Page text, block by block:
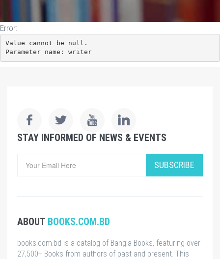
Error:
Value cannot be null.
Parameter name: writer
STAY INFORMED OF NEWS & EVENTS
SUBSCRIBE
ABOUT BOOKS.COM.BD
books.com.bd is a catalog of Bangla Books, featuring over
27,500+ Books from authors of past and present. This